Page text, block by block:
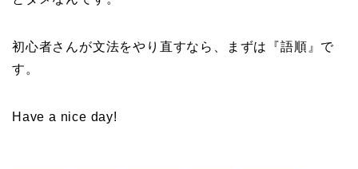
初心者さんが文法をやり直すなら、まずは『語順』で
す。
Have a nice day!